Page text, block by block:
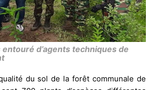
entouré d’agents techniques de
du sol de la forêt communale de